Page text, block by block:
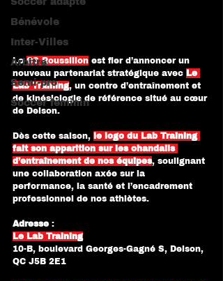
Bénévole
Inter-Villes
Arbitre
Semi-pro
Soccer féminin
Le CS Roussillon est fier d’annoncer un
nouveau partenariat stratégique avec Le
Lab Training, un centre d’entraînement et
de kinésiologie de référence situé au cœur
de Delson.
Dès cette saison, le logo du Lab Training
fait son apparition sur les chandails
d’entraînement de nos équipes, soulignant
une collaboration axée sur la
performance, la santé et l’encadrement
professionnel de nos athlètes.
Adresse :
Le Lab Training
10-B, boulevard Georges-Gagné S, Delson,
QC J5B 2E1